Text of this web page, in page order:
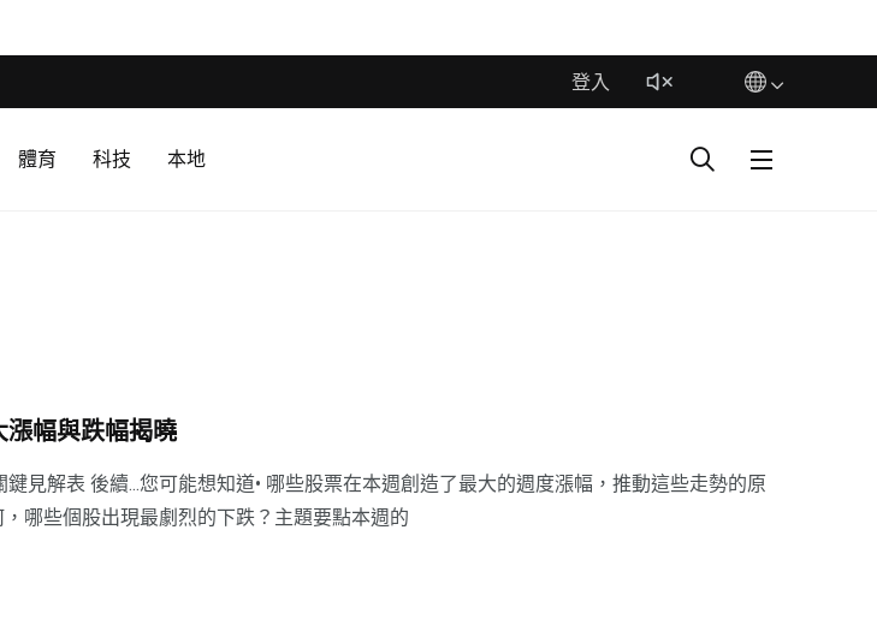
登入
體育 科技 本地
幅與跌幅揭曉
見解表 後續...您可能想知道• 哪些股票在本週創造了最大的週度漲幅，推動這些走勢的原
哪些個股出現最劇烈的下跌？主題要點本週的